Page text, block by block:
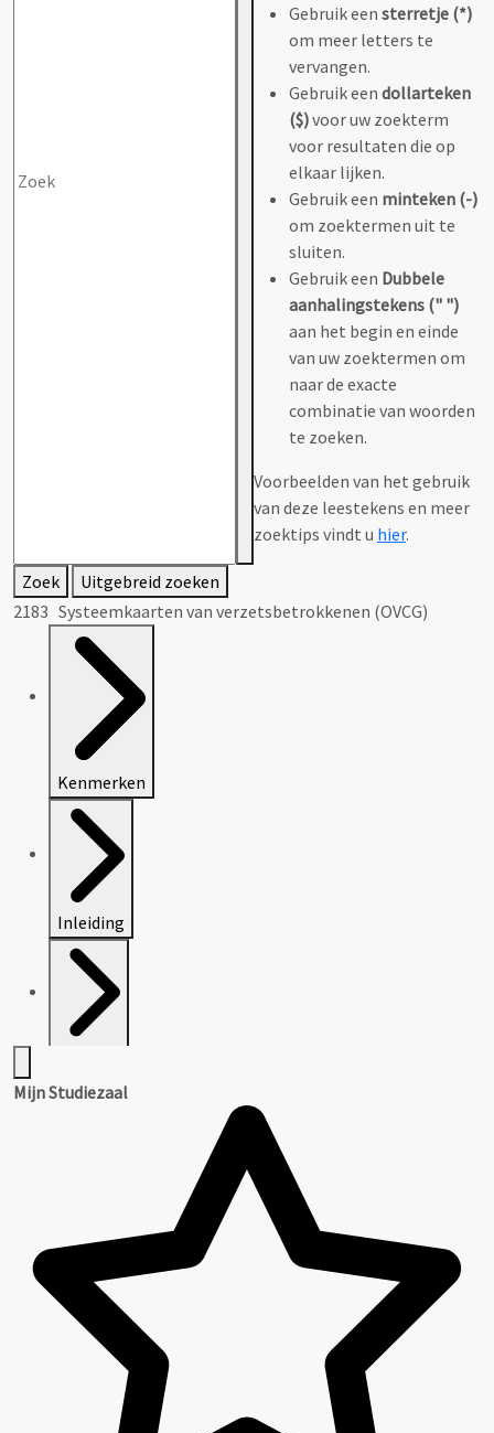
Gebruik een sterretje (*)
om meer letters te
vervangen.
Gebruik een dollarteken
($)voor uw zoekterm
voor resultaten die op
elkaar lijken.
Gebruik een minteken (-)
om zoektermen uit te
sluiten.
Gebruik een Dubbele
aanhalingstekens (" ")
aan het begin en einde
van uw zoektermen om
naar de exacte
combinatie van woorden
te zoeken.
Voorbeelden van het gebruik
van deze leestekens en meer
zoektips vindt u hier.
Zoek
Uitgebreid zoeken
2183 Systeemkaarten van verzetsbetrokkenen (OVCG)
Kenmerken
Inleiding
Mijn Studiezaal